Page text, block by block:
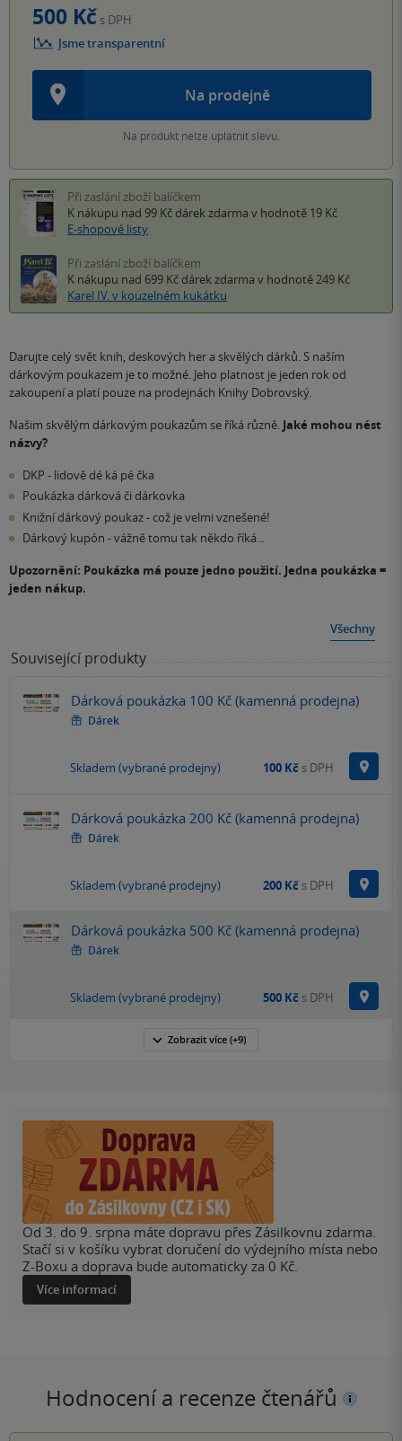
Na prodejně
Na produkt nelze uplatnit slevu.
500 Kč s DPH
Jsme transparentní
Při zaslání zboží balíčkem
K nákupu nad 99 Kč dárek zdarma v hodnotě 19 Kč
E-shopové listy
Při zaslání zboží balíčkem
K nákupu nad 699 Kč dárek zdarma v hodnotě 249 Kč
Karel IV. v kouzelném kukátku
Darujte celý svět knih, deskových her a skvělých dárků. S naším
dárkovým poukazem je to možné. Jeho platnost je jeden rok od
zakoupení a platí pouze na prodejnách Knihy Dobrovský.
Našim skvělým dárkovým poukazům se říká různě. Jaké mohou nést
názvy?
DKP - lidově dé ká pé čka
Poukázka dárková či dárkovka
Knižní dárkový poukaz - což je velmi vznešené!
Dárkový kupón - vážně tomu tak někdo říká...
Upozornění: Poukázka má pouze jedno použití. Jedna poukázka =
jeden nákup.
Všechny
Související produkty
Dárková poukázka 100 Kč (kamenná prodejna)
Dárek
Skladem (vybrané prodejny) 100 Kč s DPH
Dárková poukázka 200 Kč (kamenná prodejna)
Dárek
Skladem (vybrané prodejny) 200 Kč s DPH
Dárková poukázka 500 Kč (kamenná prodejna)
Dárek
Skladem (vybrané prodejny) 500 Kč s DPH
Zobrazit více (+9)
Od 3. do 9. srpna máte dopravu přes Zásilkovnu zdarma.
Stačí si v košíku vybrat doručení do výdejního místa nebo
Z-Boxu a doprava bude automaticky za 0 Kč.
Více informací
Hodnocení a recenze čtenářů